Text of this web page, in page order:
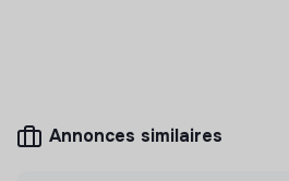
Mesure d'impact
Annonces similaires